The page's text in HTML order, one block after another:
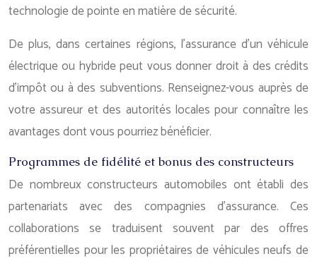
technologie de pointe en matière de sécurité.
De plus, dans certaines régions, l’assurance d’un véhicule
électrique ou hybride peut vous donner droit à des crédits
d’impôt ou à des subventions. Renseignez-vous auprès de
votre assureur et des autorités locales pour connaître les
avantages dont vous pourriez bénéficier.
Programmes de fidélité et bonus des constructeurs
De nombreux constructeurs automobiles ont établi des
partenariats avec des compagnies d’assurance. Ces
collaborations se traduisent souvent par des offres
préférentielles pour les propriétaires de véhicules neufs de